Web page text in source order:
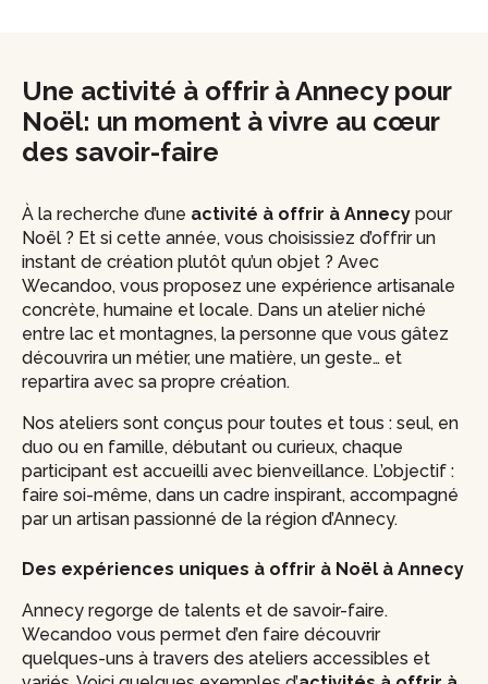
Une activité à offrir à Annecy pour
Noël: un moment à vivre au cœur
des savoir-faire
À la recherche d’une activité à offrir à Annecy pour
Noël ? Et si cette année, vous choisissiez d’offrir un
instant de création plutôt qu’un objet ? Avec
Wecandoo, vous proposez une expérience artisanale
concrète, humaine et locale. Dans un atelier niché
entre lac et montagnes, la personne que vous gâtez
découvrira un métier, une matière, un geste… et
repartira avec sa propre création.
Nos ateliers sont conçus pour toutes et tous : seul, en
duo ou en famille, débutant ou curieux, chaque
participant est accueilli avec bienveillance. L’objectif :
faire soi-même, dans un cadre inspirant, accompagné
par un artisan passionné de la région d’Annecy.
Des expériences uniques à offrir à Noël à Annecy
Annecy regorge de talents et de savoir-faire.
Wecandoo vous permet d’en faire découvrir
quelques-uns à travers des ateliers accessibles et